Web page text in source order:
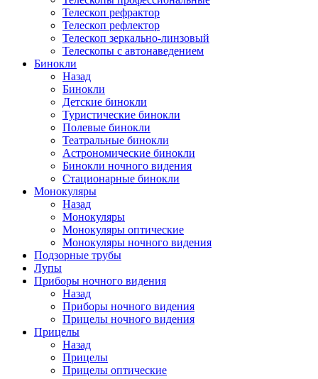
Телескоп рефрактор
Телескоп рефлектор
Телескоп зеркально-линзовый
Телескопы с автонаведением
Бинокли
Назад
Бинокли
Детские бинокли
Туристические бинокли
Полевые бинокли
Театральные бинокли
Астрономические бинокли
Бинокли ночного видения
Стационарные бинокли
Монокуляры
Назад
Монокуляры
Монокуляры оптические
Монокуляры ночного видения
Подзорные трубы
Лупы
Приборы ночного видения
Назад
Приборы ночного видения
Прицелы ночного видения
Прицелы
Назад
Прицелы
Прицелы оптические